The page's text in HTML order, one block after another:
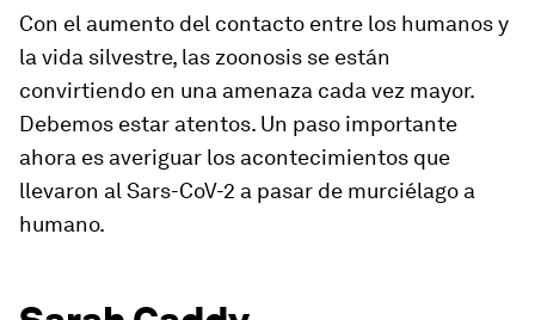
Con el aumento del contacto entre los humanos y
la vida silvestre, las zoonosis se están
convirtiendo en una amenaza cada vez mayor.
Debemos estar atentos. Un paso importante
ahora es averiguar los acontecimientos que
llevaron al Sars-CoV-2 a pasar de murciélago a
humano.